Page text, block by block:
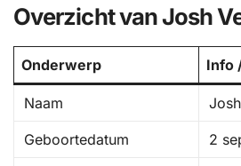
Overzicht van Josh
Onderwerp Info
Naam
Geboortedatum 2